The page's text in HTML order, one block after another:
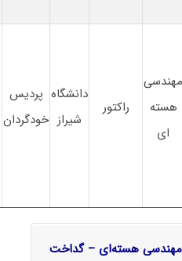
مهندسی
هسته
ای
راکتور
دانشگاه
شیراز
پردیس
خودگردان
هسته‌ای – گداخت